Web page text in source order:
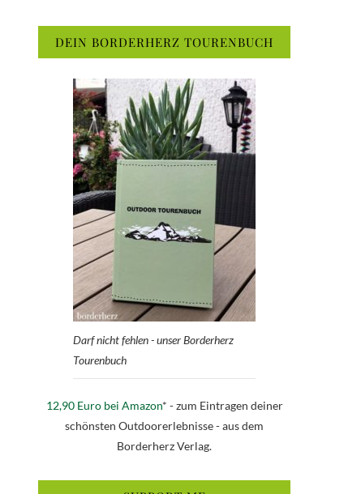
DEIN BORDERHERZ TOURENBUCH
Darf nicht fehlen - unser Borderherz
Tourenbuch
12,90 Euro bei Amazon* - zum Eintragen deiner
schönsten Outdoorerlebnisse - aus dem
Borderherz Verlag.